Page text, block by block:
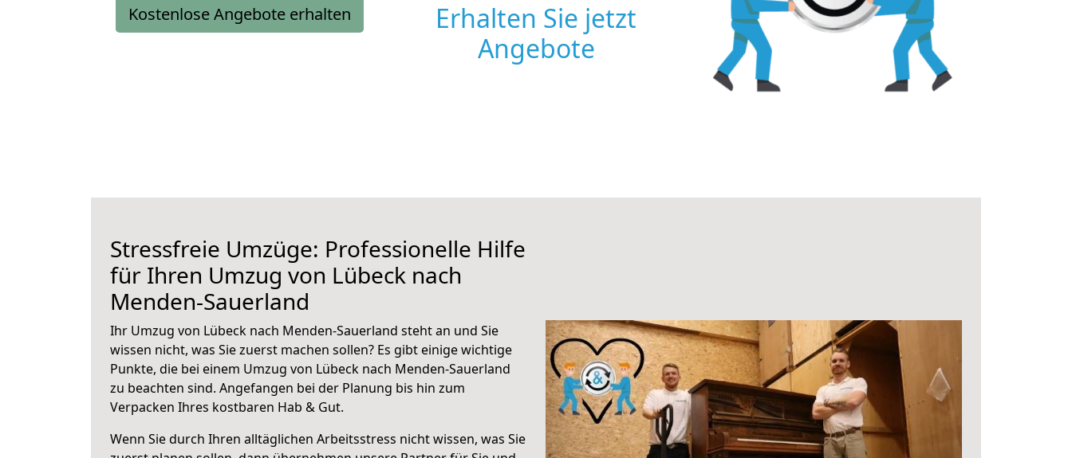
Kostenlose Angebote erhalten
Erhalten Sie jetzt
Angebote
Stressfreie Umzüge: Professionelle Hilfe
für Ihren Umzug von Lübeck nach
Menden-Sauerland
Ihr Umzug von Lübeck nach Menden-Sauerland steht an und Sie
wissen nicht, was Sie zuerst machen sollen? Es gibt einige wichtige
Punkte, die bei einem Umzug von Lübeck nach Menden-Sauerland
zu beachten sind. Angefangen bei der Planung bis hin zum
Verpacken Ihres kostbaren Hab & Gut.
Wenn Sie durch Ihren alltäglichen Arbeitsstress nicht wissen, was Sie